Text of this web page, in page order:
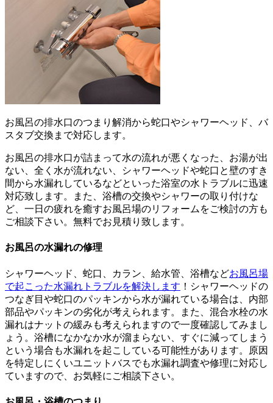
お風呂の排水口のつまり解消から蛇口やシャワーヘッド、バ
スタブ交換まで対応します。
お風呂の排水口が詰まって水の流れが悪くなった、お湯が出
ない、全く水が流れない、シャワーヘッドや蛇口と壁のすき
間から水漏れしているなどといった浴室の水トラブルに迅速
対応致します。また、浴槽の交換やシャワーの取り付けな
ど、一日の疲れを癒すお風呂場のリフォームをご検討の方も
ご相談下さい。無料でお見積り致します。
お風呂の水漏れの修理
シャワーヘッド、蛇口、カラン、給水管、浴槽などお風呂場
で起こった水漏れトラブルを解決します ！シャワーヘッドの
つなぎ目や蛇口のパッキンから水が漏れている場合は、内部
部品やパッキンの劣化が考えられます。また、混合水栓の水
漏れはナットの緩みも考えられますので一度確認してみまし
ょう。浴槽になかなか水が溜まらない、すぐに減ってしまう
という場合も水漏れを起こしている可能性があります。原因
を特定しにくいユニットバスでも水漏れ調査や修理に対応し
ていますので、お気軽にご相談下さい。